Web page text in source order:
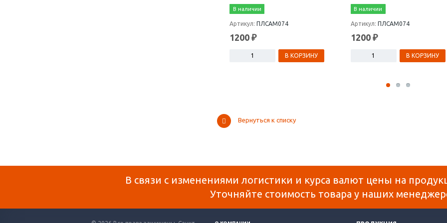
В наличии
Артикул: ПЛСАМ074
1200 ₽
В КОРЗИНУ
В наличии
Артикул: ПЛСАМ074
1200 ₽
В КОРЗИНУ
Вернуться к списку
В связи с изменениями логистики и курса валют цены на
Уточняйте стоимость товара у наших